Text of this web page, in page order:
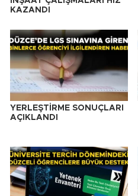
KAZANDI
YERLEŞTİRME SONUÇLARI
AÇIKLANDI